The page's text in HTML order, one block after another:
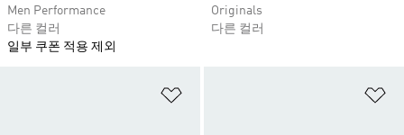
Men Performance
다른 컬러
일부 쿠폰 적용 제외
Originals
다른 컬러